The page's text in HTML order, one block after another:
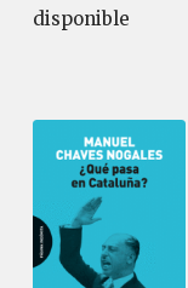
disponible